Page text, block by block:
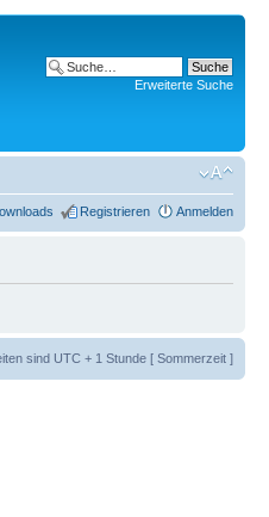
Erweiterte Suche
Registrieren Anmelden
sind UTC + 1 Stunde [ Sommerzeit ]